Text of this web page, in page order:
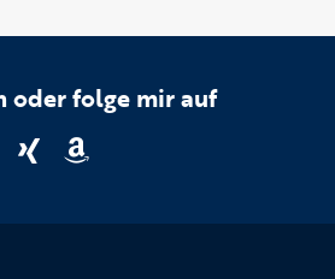
oder folge mir auf